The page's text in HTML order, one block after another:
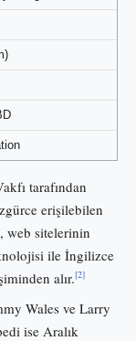
tarafından
erişilebilen
web sitelerinin
ile İngilizce
alır.[2]
Wales ve Larry
ise Aralık